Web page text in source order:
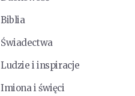
Biblia
Świadectwa
Ludzie i inspiracje
Imiona i święci